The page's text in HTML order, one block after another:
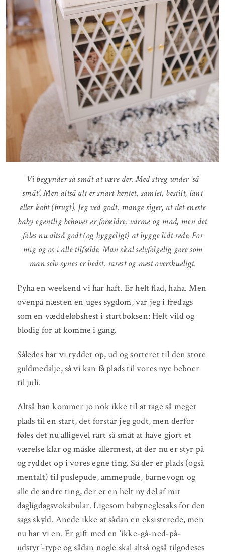
Vi begynder så småt at være der. Med streg under ‘så
småt’. Men altså alt er snart hentet, samlet, bestilt, lånt
eller købt (brugt). Jeg ved godt, mange siger, at det eneste
baby egentlig behøver er forældre, varme og mad, men det
føles nu altså godt (og hyggeligt) at bygge lidt rede. For
mig og os i alle tilfælde. Man skal selvfølgelig gøre som
man selv synes er bedst, rarest og mest overskueligt.
Pyha en weekend vi har haft. Er helt flad, haha. Men
ovenpå næsten en uges sygdom, var jeg i fredags
som en væddeløbshest i startboksen: Helt vild og
blodig for at komme i gang.
Således har vi ryddet op, ud og sorteret til den store
guldmedalje, så vi kan få plads til vores nye beboer
til juli.
Altså han kommer jo nok ikke til at tage så meget
plads til en start, det forstår jeg godt, men derfor
føles det nu alligevel rart så småt at have gjort et
værelse klar og måske allermest, at der nu er styr på
og ryddet op i vores egne ting. Så der er plads (også
mentalt) til puslepude, ammepude, barnevogn og
alle de andre ting, der er en helt ny del af mit
dagligdagsvokabular. Ligesom babyneglesaks for den
sags skyld. Anede ikke at sådan en eksisterede, men
nu har vi en. Er gift med en ‘ikke-gå-ned-på-
udstyr’-type og sådan nogle skal altså også tilgodeses